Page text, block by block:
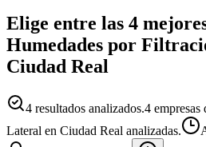
Elige entre las 4
Humedades por
Ciudad Real
4 resultados analizados.4
Lateral en Ciudad Real analizadas.